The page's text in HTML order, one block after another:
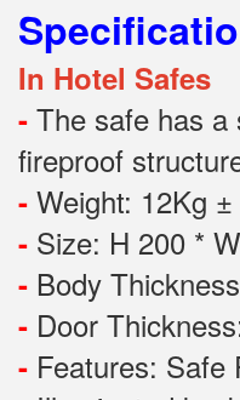
In Hotel Safes
- The safe has a
fireproof
- Weight: 12Kg
- Size: H 200 *
- Body
- Door
- Features: Safe